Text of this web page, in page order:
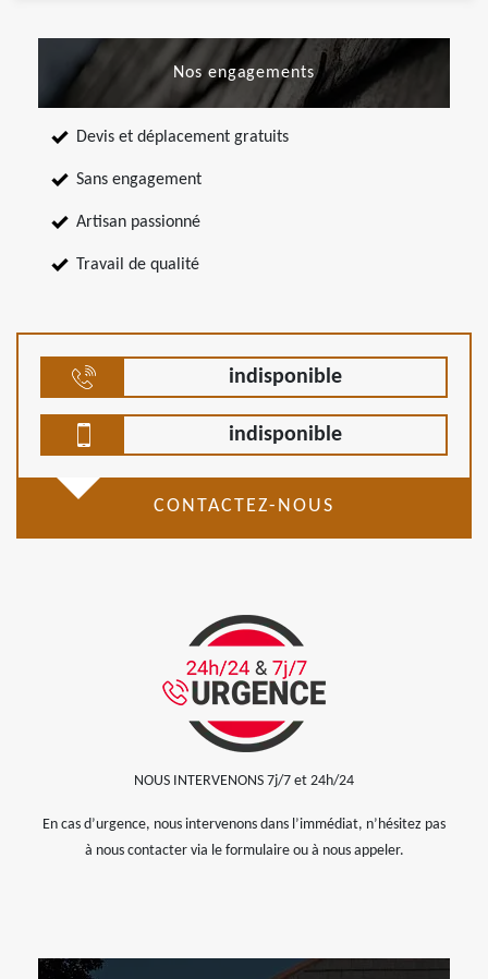
Nos engagements
Devis et déplacement gratuits
Sans engagement
Artisan passionné
Travail de qualité
indisponible
indisponible
CONTACTEZ-NOUS
NOUS INTERVENONS 7j/7 et 24h/24
En cas d’urgence, nous intervenons dans l’immédiat, n’hésitez pas
à nous contacter via le formulaire ou à nous appeler.